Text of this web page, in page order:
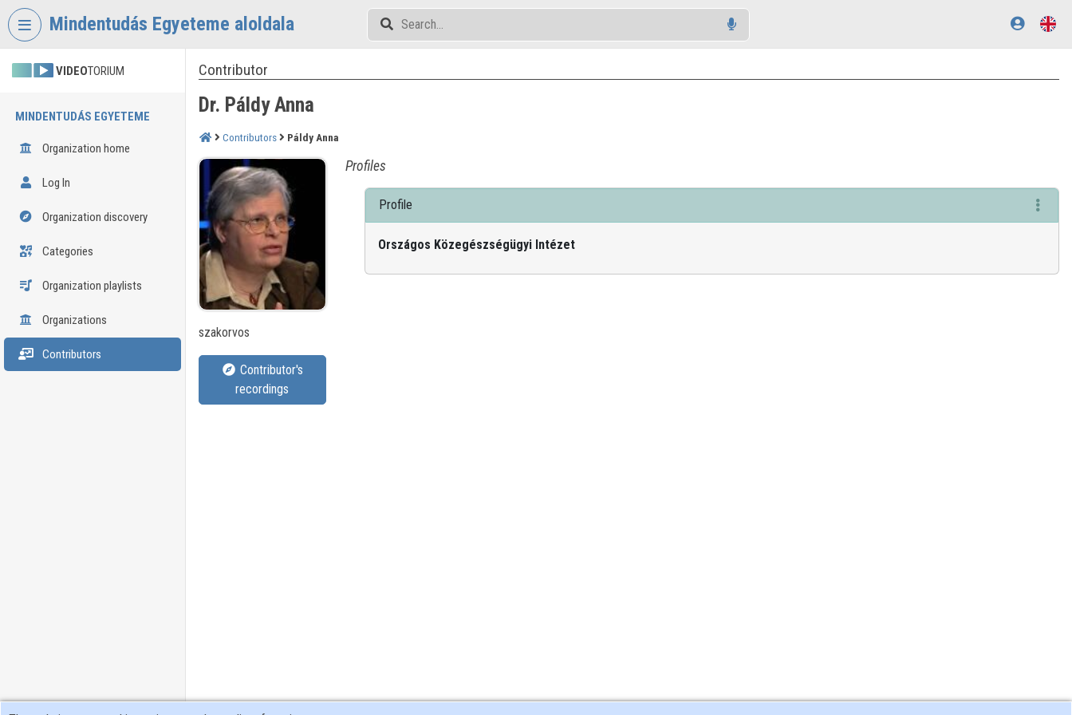
Skip header
Mindentudás Egyeteme aloldala
VIDEOTORIUM
MINDENTUDÁS EGYETEME
Organization home
Log In
Organization discovery
Categories
Organization playlists
Organizations
Contributors
Contributor
Dr. Páldy Anna
Contributors Páldy Anna
szakorvos
Contributor's
recordings
Profiles
Profile
Országos Közegészségügyi Intézet